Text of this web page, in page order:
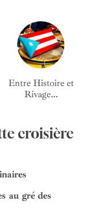
Entre Histoire et
Rivage...
croisière
au gré des